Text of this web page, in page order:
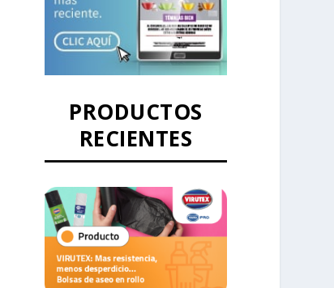
PRODUCTOS
RECIENTES